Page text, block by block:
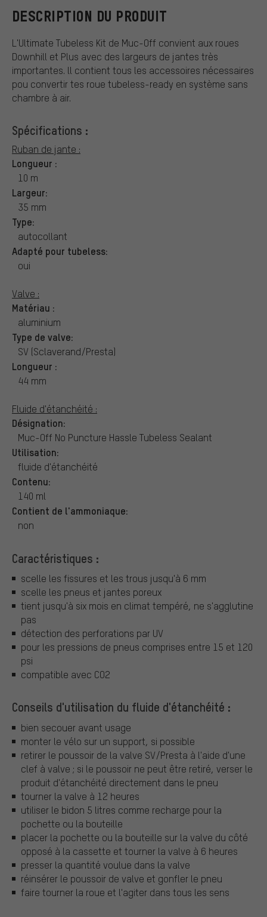
DESCRIPTION DU PRODUIT
L'Ultimate Tubeless Kit de Muc-Off convient aux roues
Downhill et Plus avec des largeurs de jantes très
importantes. ll contient tous les accessoires nécessaires
pou convertir tes roue tubeless-ready en système sans
chambre à air.
Spécifications :
Ruban de jante :
Longueur :
10 m
Largeur:
35 mm
Type:
autocollant
Adapté pour tubeless:
oui
Valve :
Matériau :
aluminium
Type de valve:
SV (Sclaverand/Presta)
Longueur :
44 mm
Fluide d'étanchéité :
Désignation:
Muc-Off No Puncture Hassle Tubeless Sealant
Utilisation:
fluide d'étanchéité
Contenu:
140 ml
Contient de l'ammoniaque:
non
Caractéristiques :
scelle les fissures et les trous jusqu'à 6 mm
scelle les pneus et jantes poreux
tient jusqu'à six mois en climat tempéré, ne s'agglutine
pas
détection des perforations par UV
pour les pressions de pneus comprises entre 15 et 120
psi
compatible avec CO2
Conseils d'utilisation du fluide d'étanchéité :
bien secouer avant usage
monter le vélo sur un support, si possible
retirer le poussoir de la valve SV/Presta à l'aide d'une
clef à valve ; si le poussoir ne peut être retiré, verser le
produit d'étanchéité directement dans le pneu
tourner la valve à 12 heures
utiliser le bidon 5 litres comme recharge pour la
pochette ou la bouteille
placer la pochette ou la bouteille sur la valve du côté
opposé à la cassette et tourner la valve à 6 heures
presser la quantité voulue dans la valve
réinsérer le poussoir de valve et gonfler le pneu
faire tourner la roue et l'agiter dans tous les sens